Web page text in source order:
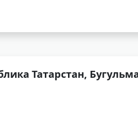
Татарстан,